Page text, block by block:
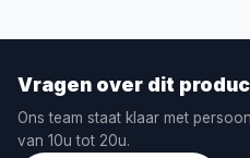
Vragen over dit
Ons team staat klaar met
van 10u tot 20u.